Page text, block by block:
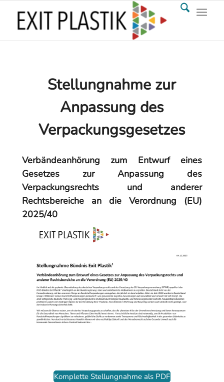
Stellungnahme zur
Anpassung des
Verpackungsgesetzes
Verbändeanhörung zum Entwurf eines
Gesetzes zur Anpassung des
Verpackungsrechts und anderer
Rechtsbereiche an die Verordnung (EU)
2025/40
Komplette Stellungnahme als PDF